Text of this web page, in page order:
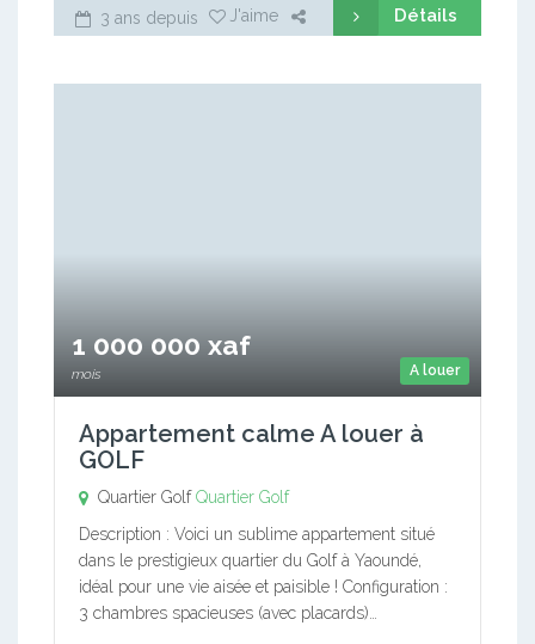
3 ans depuis J'aime Détails
A louer
1 000 000 xaf
mois
Appartement calme A louer à
GOLF
Quartier GolfQuartier Golf
Description : Voici un sublime appartement situé
dans le prestigieux quartier du Golf à Yaoundé,
idéal pour une vie aisée et paisible ! Configuration :
3 chambres spacieuses (avec placards)…